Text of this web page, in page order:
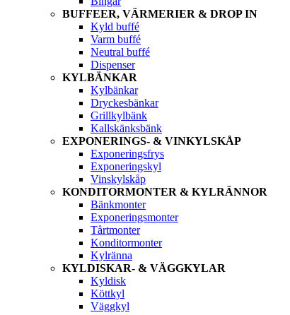
BUFFEER, VÄRMERIER & DROP IN
Kyld buffé
Varm buffé
Neutral buffé
Dispenser
KYLBÄNKAR
Kylbänkar
Dryckesbänkar
Grillkylbänk
Kallskänksbänk
EXPONERINGS- & VINKYLSKÅP
Exponeringsfrys
Exponeringskyl
Vinskylskåp
KONDITORMONTER & KYLRÄNNOR
Bänkmonter
Exponeringsmonter
Tårtmonter
Konditormonter
Kylränna
KYLDISKAR- & VÄGGKYLAR
Kyldisk
Köttkyl
Väggkyl